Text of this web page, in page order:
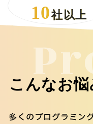
10社以上
こんなお
多くのプログラミン